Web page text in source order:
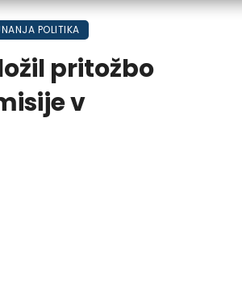
POLITIKA
pritožbo
v